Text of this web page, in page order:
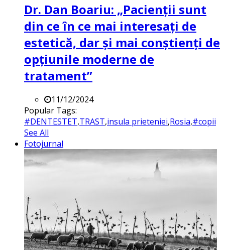
Dr. Dan Boariu: „Pacienții sunt
din ce în ce mai interesați de
estetică, dar și mai conștienți de
opțiunile moderne de
tratament”
11/12/2024
Popular Tags:
#DENTESTET,TRAST,insula prieteniei,Rosia,#copii
See All
Fotojurnal